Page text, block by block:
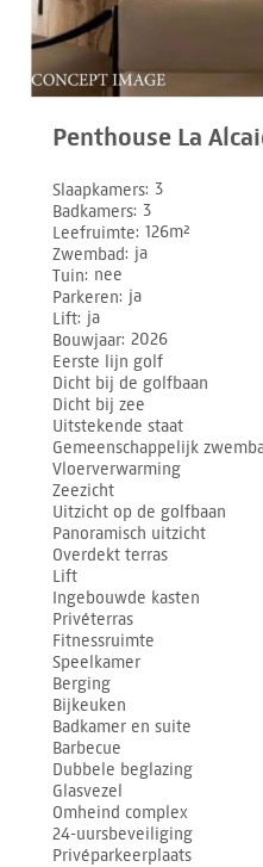
Penthouse La
Slaapkamers 3
Badkamers 3
Leefruimte 126m²
Zwembad ja
Tuin nee
Parkeren ja
Lift ja
Bouwjaar 2026
Eerste lijn golf
Dicht bij de golfbaan
Dicht bij zee
Uitstekende staat
Gemeenschappelijk
Vloerverwarming
Zeezicht
Uitzicht op de golfbaan
Panoramisch uitzicht
Overdekt terras
Lift
Ingebouwde kasten
Privéterras
Fitnessruimte
Speelkamer
Berging
Bijkeuken
Badkamer en suite
Barbecue
Dubbele beglazing
Glasvezel
Omheind complex
24-uursbeveiliging
Privéparkeerplaats